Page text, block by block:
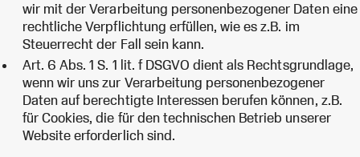
wir mit der Verarbeitung personenbezogener Daten eine
rechtliche Verpflichtung erfüllen, wie es z.B. im
Steuerrecht der Fall sein kann.
Art. 6 Abs. 1 S. 1 lit. f DSGVO dient als Rechtsgrundlage,
wenn wir uns zur Verarbeitung personenbezogener
Daten auf berechtigte Interessen berufen können, z.B.
für Cookies, die für den technischen Betrieb unserer
Website erforderlich sind.